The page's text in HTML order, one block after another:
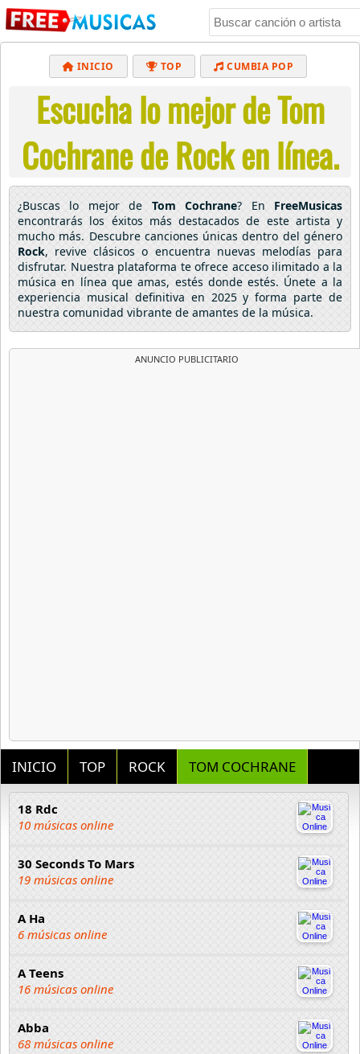
INICIO TOP CUMBIA POP
POP MUSICA CRISTIANA
REGGAETON BALADAS ALTERNATIVO
ELECTRÓNICA CUMBIAS
Escucha lo mejor de Tom
Cochrane de Rock en línea.
¿Buscas lo mejor de Tom Cochrane? En FreeMusicas
encontrarás los éxitos más destacados de este artista y
mucho más. Descubre canciones únicas dentro del género
Rock, revive clásicos o encuentra nuevas melodías para
disfrutar. Nuestra plataforma te ofrece acceso ilimitado a la
música en línea que amas, estés donde estés. Únete a la
experiencia musical definitiva en 2025 y forma parte de
nuestra comunidad vibrante de amantes de la música.
ANUNCIO PUBLICITARIO
INICIO TOP ROCK TOM COCHRANE
18 Rdc
10 músicas online
30 Seconds To Mars
19 músicas online
A Ha
6 músicas online
A Teens
16 músicas online
Abba
68 músicas online